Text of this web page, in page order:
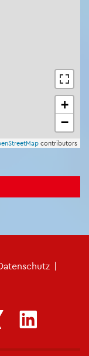
+
−
con­tri­bu­tors
|